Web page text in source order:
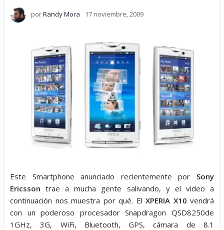
porRandy Mora 17 noviembre, 2009
Este Smartphone anunciado recientemente por Sony
Ericsson trae a mucha gente salivando, y el video a
continuación nos muestra por qué. El XPERIA X10 vendrá
con un poderoso procesador Snapdragon QSD8250de
1GHz, 3G, WiFi, Bluetooth, GPS, cámara de 8.1